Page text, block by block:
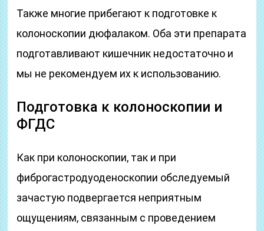
Также многие прибегают к подготовке к
колоноскопии дюфалаком. Оба эти препарата
подготавливают кишечник недостаточно и
мы не рекомендуем их к использованию.
Подготовка к колоноскопии и
ФГДС
Как при колоноскопии, так и при
фиброгастродуоденоскопии обследуемый
зачастую подвергается неприятным
ощущениям, связанным с проведением